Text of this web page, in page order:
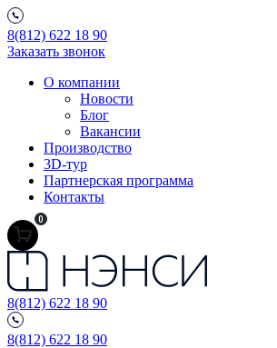
8(812) 622 18 90
Заказать звонок
О компании
Новости
Блог
Вакансии
Производство
3D-тур
Партнерская программа
Контакты
0
8(812) 622 18 90
8(812) 622 18 90